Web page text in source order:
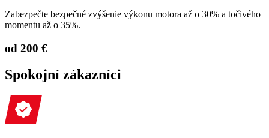
Zabezpečte bezpečné zvýšenie výkonu motora až o 30% a točivého
momentu až o 35%.
od 200 €
Spokojní zákazníci